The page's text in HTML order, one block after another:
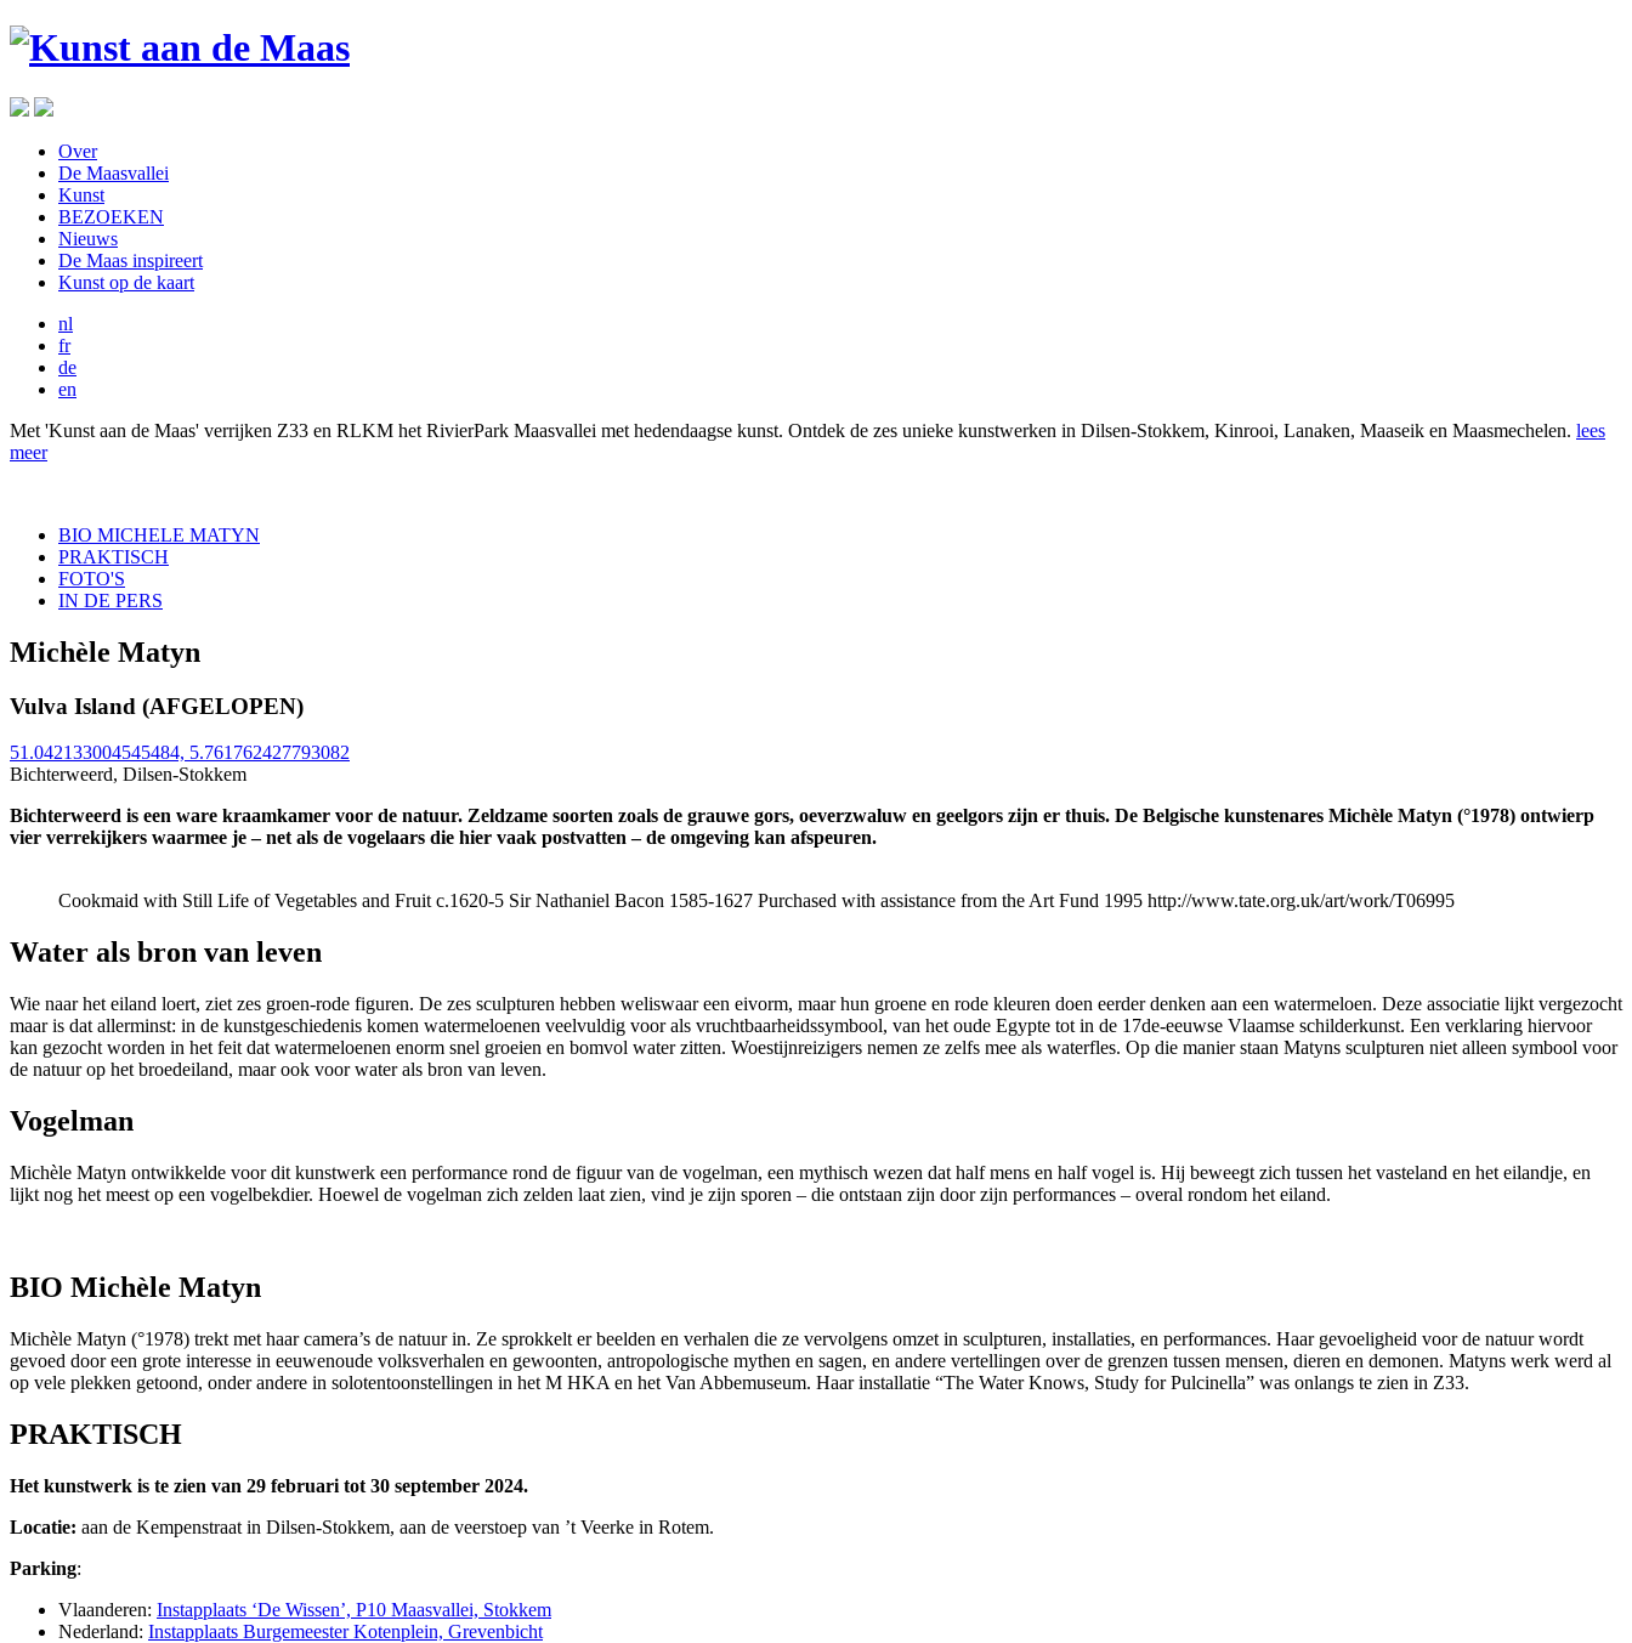
Over
De Maasvallei
Kunst
BEZOEKEN
Nieuws
De Maas inspireert
Kunst op de kaart
nl
fr
de
en
Met 'Kunst aan de Maas' verrijken Z33 en RLKM het RivierPark Maasvallei met hedendaagse kunst. Ontdek de zes unieke kunstwerken in Dilsen-Stokkem, Kinrooi, Lanaken, Maaseik en Maasmechelen. lees
meer
BIO MICHELE MATYN
PRAKTISCH
FOTO'S
IN DE PERS
Michèle Matyn
Vulva Island (AFGELOPEN)
51.042133004545484, 5.761762427793082
Bichterweerd, Dilsen-Stokkem
Bichterweerd is een ware kraamkamer voor de natuur. Zeldzame soorten zoals de grauwe gors, oeverzwaluw en geelgors zijn er thuis. De Belgische kunstenares Michèle Matyn (°1978) ontwierp
vier verrekijkers waarmee je – net als de vogelaars die hier vaak postvatten – de omgeving kan afspeuren.
Cookmaid with Still Life of Vegetables and Fruit c.1620-5 Sir Nathaniel Bacon 1585-1627 Purchased with assistance from the Art Fund 1995 http://www.tate.org.uk/art/work/T06995
Water als bron van leven
Wie naar het eiland loert, ziet zes groen-rode figuren. De zes sculpturen hebben weliswaar een eivorm, maar hun groene en rode kleuren doen eerder denken aan een watermeloen. Deze associatie lijkt vergezocht
maar is dat allerminst: in de kunstgeschiedenis komen watermeloenen veelvuldig voor als vruchtbaarheidssymbool, van het oude Egypte tot in de 17de-eeuwse Vlaamse schilderkunst. Een verklaring hiervoor
kan gezocht worden in het feit dat watermeloenen enorm snel groeien en bomvol water zitten. Woestijnreizigers nemen ze zelfs mee als waterfles. Op die manier staan Matyns sculpturen niet alleen symbool voor
de natuur op het broedeiland, maar ook voor water als bron van leven.
Vogelman
Michèle Matyn ontwikkelde voor dit kunstwerk een performance rond de figuur van de vogelman, een mythisch wezen dat half mens en half vogel is. Hij beweegt zich tussen het vasteland en het eilandje, en
lijkt nog het meest op een vogelbekdier. Hoewel de vogelman zich zelden laat zien, vind je zijn sporen – die ontstaan zijn door zijn performances – overal rondom het eiland.
BIO Michèle Matyn
Michèle Matyn (°1978) trekt met haar camera’s de natuur in. Ze sprokkelt er beelden en verhalen die ze vervolgens omzet in sculpturen, installaties, en performances. Haar gevoeligheid voor de natuur wordt
gevoed door een grote interesse in eeuwenoude volksverhalen en gewoonten, antropologische mythen en sagen, en andere vertellingen over de grenzen tussen mensen, dieren en demonen. Matyns werk werd al
op vele plekken getoond, onder andere in solotentoonstellingen in het M HKA en het Van Abbemuseum. Haar installatie “The Water Knows, Study for Pulcinella” was onlangs te zien in Z33.
PRAKTISCH
Het kunstwerk is te zien van 29 februari tot 30 september 2024.
Locatie: aan de Kempenstraat in Dilsen-Stokkem, aan de veerstoep van ’t Veerke in Rotem.
Parking:
Vlaanderen: Instapplaats ‘De Wissen’, P10 Maasvallei, Stokkem
Nederland: Instapplaats Burgemeester Kotenplein, Grevenbicht